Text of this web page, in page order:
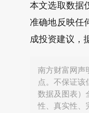
本文选取数据
准确地反映任
成投资建议，
南方财富网声
点。不保证该
数据及图表）
性、真实性、